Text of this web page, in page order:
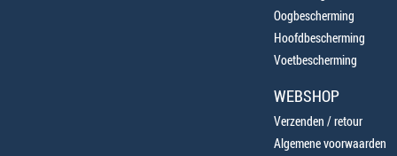
Oogbescherming
Hoofdbescherming
Voetbescherming
WEBSHOP
Verzenden / retour
Algemene voorwaarden